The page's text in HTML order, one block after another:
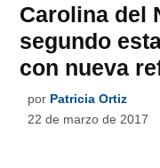
Carolina del
segundo
con nueva
por Patricia Ortiz
22 de marzo de 2017